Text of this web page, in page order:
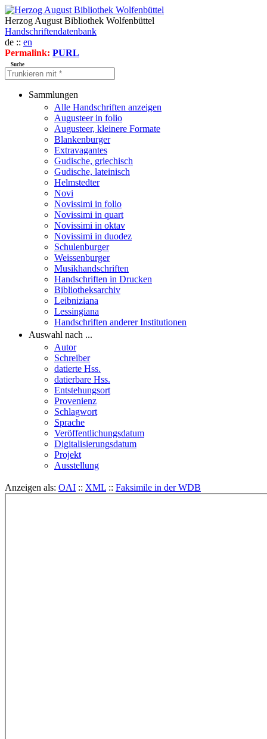
Herzog August Bibliothek Wolfenbüttel
Handschriftendatenbank
de :: en
Permalink: PURL
Suche
Sammlungen
Alle Handschriften anzeigen
Augusteer in folio
Augusteer, kleinere Formate
Blankenburger
Extravagantes
Gudische, griechisch
Gudische, lateinisch
Helmstedter
Novi
Novissimi in folio
Novissimi in quart
Novissimi in oktav
Novissimi in duodez
Schulenburger
Weissenburger
Musikhandschriften
Handschriften in Drucken
Bibliotheksarchiv
Leibniziana
Lessingiana
Handschriften anderer Institutionen
Auswahl nach ...
Autor
Schreiber
datierte Hss.
datierbare Hss.
Entstehungsort
Provenienz
Schlagwort
Sprache
Veröffentlichungsdatum
Digitalisierungsdatum
Projekt
Ausstellung
Anzeigen als: OAI :: XML :: Faksimile in der WDB